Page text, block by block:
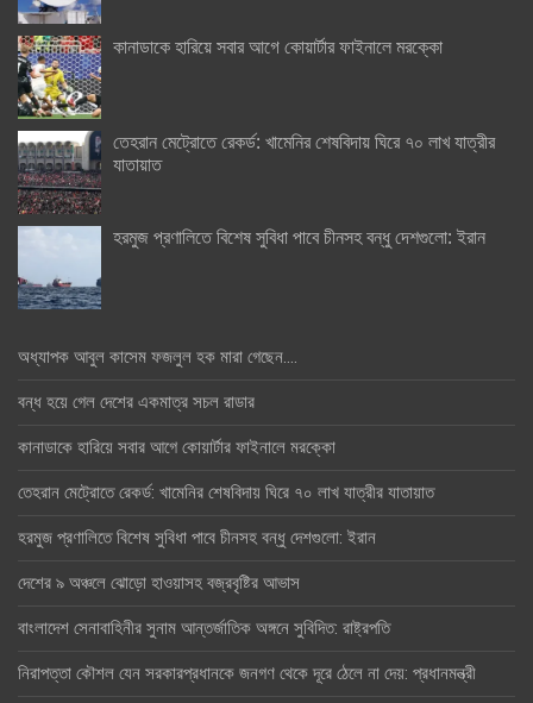
কানাডাকে হারিয়ে সবার আগে কোয়ার্টার ফাইনালে মরক্কো
তেহরান মেট্রোতে রেকর্ড: খামেনির শেষবিদায় ঘিরে ৭০ লাখ যাত্রীর
যাতায়াত
হরমুজ প্রণালিতে বিশেষ সুবিধা পাবে চীনসহ বন্ধু দেশগুলো: ইরান
অধ্যাপক আবুল কাসেম ফজলুল হক মারা গেছেন….
বন্ধ হয়ে গেল দেশের একমাত্র সচল রাডার
কানাডাকে হারিয়ে সবার আগে কোয়ার্টার ফাইনালে মরক্কো
তেহরান মেট্রোতে রেকর্ড: খামেনির শেষবিদায় ঘিরে ৭০ লাখ যাত্রীর যাতায়াত
হরমুজ প্রণালিতে বিশেষ সুবিধা পাবে চীনসহ বন্ধু দেশগুলো: ইরান
দেশের ৯ অঞ্চলে ঝোড়ো হাওয়াসহ বজ্রবৃষ্টির আভাস
বাংলাদেশ সেনাবাহিনীর সুনাম আন্তর্জাতিক অঙ্গনে সুবিদিত: রাষ্ট্রপতি
নিরাপত্তা কৌশল যেন সরকারপ্রধানকে জনগণ থেকে দূরে ঠেলে না দেয়: প্রধানমন্ত্রী